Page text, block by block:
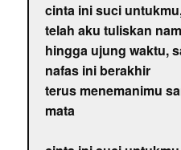
cinta ini suci
telah aku tuliskan
hingga ujung waktu,
nafas ini berakhir
terus menemanimu
mata